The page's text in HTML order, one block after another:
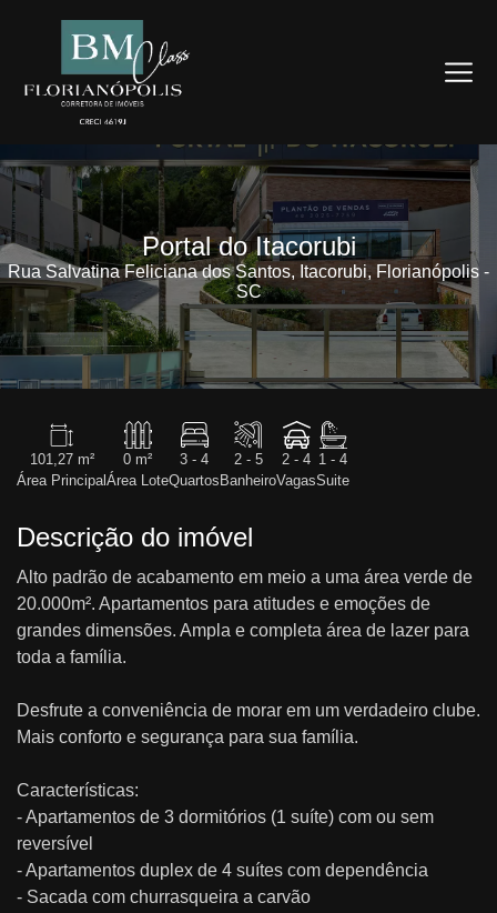
Portal do Itacorubi
Rua Salvatina Feliciana dos Santos, Itacorubi, Florianópolis -
SC
101,27 m²
Área Principal
0 m²
Área Lote
3 - 4
Quartos
2 - 5
Banheiro
2 - 4
Vagas
1 - 4
Suite
Descrição do imóvel
Alto padrão de acabamento em meio a uma área verde de
20.000m². Apartamentos para atitudes e emoções de
grandes dimensões. Ampla e completa área de lazer para
toda a família.
Desfrute a conveniência de morar em um verdadeiro clube.
Mais conforto e segurança para sua família.
Características:
- Apartamentos de 3 dormitórios (1 suíte) com ou sem
reversível
- Apartamentos duplex de 4 suítes com dependência
- Sacada com churrasqueira a carvão